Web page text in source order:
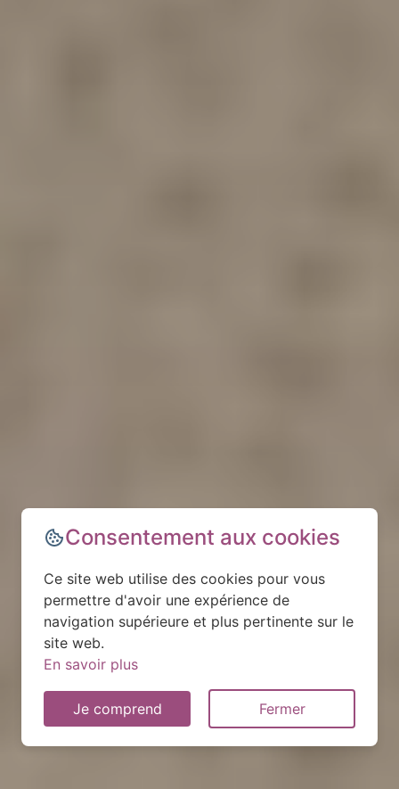
Consentement aux cookies
Ce site web utilise des cookies pour vous
permettre d'avoir une expérience de
navigation supérieure et plus pertinente sur le
site web.
En savoir plus
Je comprend Fermer